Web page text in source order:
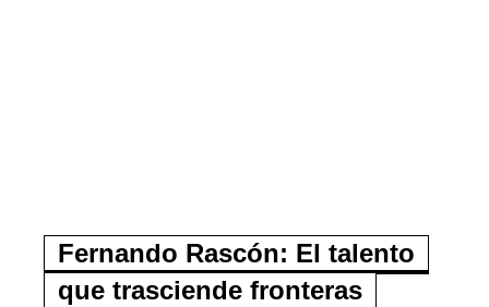
Fernando Rascón: El talento
que trasciende fronteras